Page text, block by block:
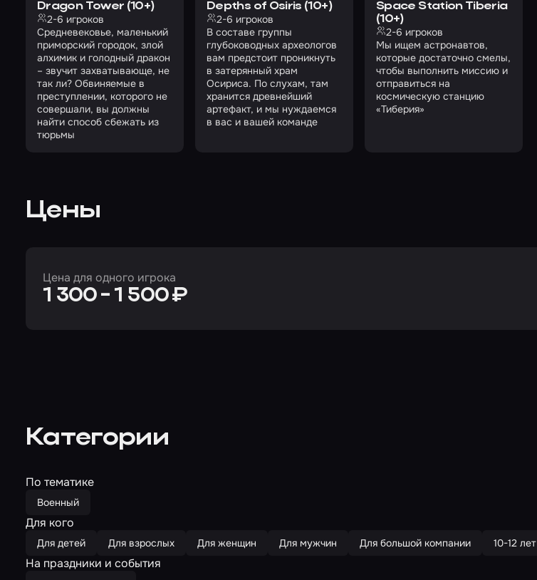
Dragon Tower (10+)
2-6 игроков
Средневековье, маленький
приморский городок, злой
алхимик и голодный дракон
– звучит захватывающе, не
так ли? Обвиняемые в
преступлении, которого не
совершали, вы должны
найти способ сбежать из
тюрьмы
Depths of Osiris (10+)
2-6 игроков
В составе группы
глубоководных археологов
вам предстоит проникнуть
в затерянный храм
Осириса. По слухам, там
хранится древнейший
артефакт, и мы нуждаемся
в вас и вашей команде
Space Station Tiberia
(10+)
2-6 игроков
Мы ищем астронавтов,
которые достаточно смелы,
чтобы выполнить миссию и
отправиться на
космическую станцию
«Тиберия»
Цены
Цена для одного игрока
1 300 - 1 500 ₽
Категории
По тематике
Военный
Для кого
Для детей Для взрослых Для женщин Для мужчин Для большой компании 10-12 лет
На праздники и события